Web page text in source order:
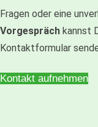
Fragen oder eine
Vorgespräch kannst
Kontaktformular
Kontakt aufnehmen